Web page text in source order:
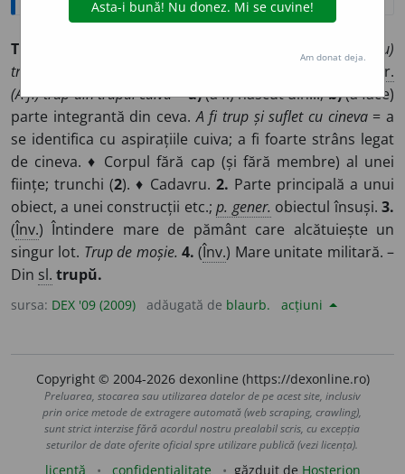
TRUP,
(Cu)
trup și suflet
Expr.
(A fi) trup din trupul cuiva=a)(a fi) născut din...;b)(a face)
parte integrantă din ceva.A fi trup și suflet cu cineva= a
se identifica cu aspirațiile cuiva; a fi foarte strâns legat
de cineva. ♦ Corpul fără cap (și fără membre) al unei
ființe; trunchi (2). ♦ Cadavru. 2. Parte principală a unui
obiect, a unei construcții etc.;p. gener. obiectul însuși.3.
(Înv.) Întindere mare de pământ care alcătuiește un
singur lot. Trup de moșie. 4. (Înv.) Mare unitate militară. –
Din sl. trupŭ.
sursa: DEX '09 (2009) adăugată de blaurb. acțiuni
Copyright © 2004-2026 dexonline (https://dexonline.ro)
Preluarea, stocarea sau utilizarea datelor de pe acest site, inclusiv
prin orice metode de extragere automată (web scraping, crawling),
sunt strict interzise fără acordul nostru prealabil scris, cu excepția
seturilor de date oferite oficial spre utilizare publică (vezi licența).
licență confidențialitate găzduit de Hosterion
Am donat deja.